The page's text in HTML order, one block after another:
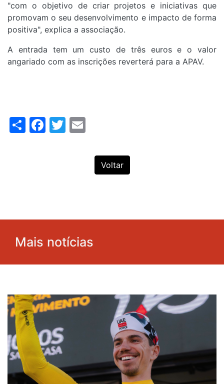
"com o objetivo de criar projetos e iniciativas que
promovam o seu desenvolvimento e impacto de forma
positiva", explica a associação.
A entrada tem um custo de três euros e o valor
angariado com as inscrições reverterá para a APAV.
ShareFacebook
Twitter
Voltar
Mais notícias